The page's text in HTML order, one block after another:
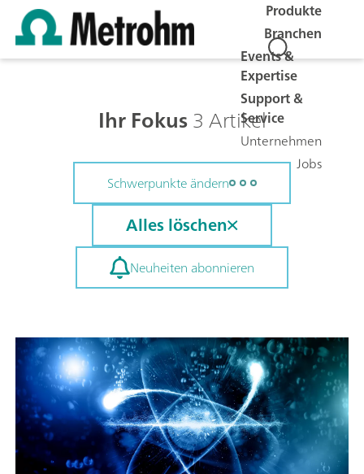
Produkte
Branchen
Events &
Expertise
Support &
Service
Unternehmen
Jobs
Ihr Fokus3 Artikel
Schwerpunkte ändern
Alles löschen
Neuheiten abonnieren